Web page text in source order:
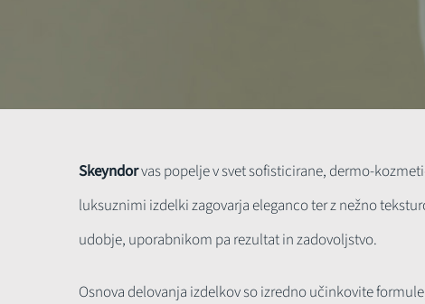
Skeyndorvas popelje v svet sofisticirane, dermo-
luksuznimi izdelki zagovarja eleganco ter z nežno
udobje, uporabnikom pa rezultat in zadovoljstvo.
Osnova delovanja izdelkov so izredno učinkovite